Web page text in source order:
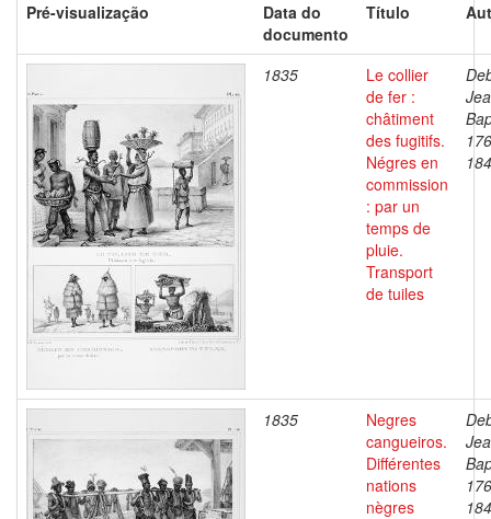
Pré-visualização
Data do
documento
Título
1835
Le collier
de fer :
châtiment
des fugitifs.
Négres en
commission
: par un
temps de
pluie.
Transport
de tuiles
1835
Negres
cangueiros.
Différentes
nations
nègres